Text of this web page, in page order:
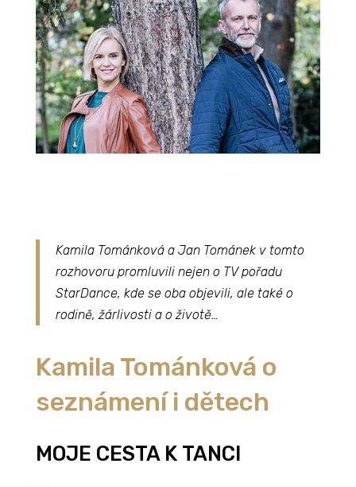
Kamila Tománková a Jan Tománek v tomto
rozhovoru promluvili nejen o TV pořadu
StarDance, kde se oba objevili, ale také o
rodině, žárlivosti a o životě…
Kamila Tománková o
seznámení i dětech
MOJE CESTA K TANCI